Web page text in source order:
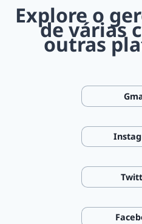
Explore o
de várias
outras